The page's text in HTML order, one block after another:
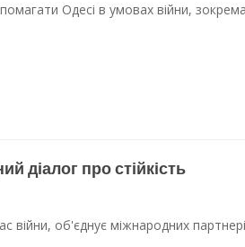
Одесі в умовах війни,
діалог про стійкість
війни, об'єднує міжнародних